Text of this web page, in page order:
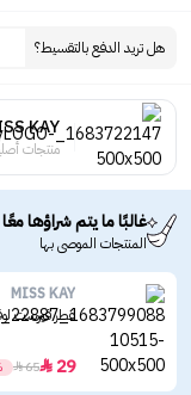
هل تريد الدفع بالتقسيط؟
KAY
منتجات أصلية
غالبًا ما يتم شراؤها معًا
المنتجات الموصى بها
MISS KAY
عطر فيرست
29

65
